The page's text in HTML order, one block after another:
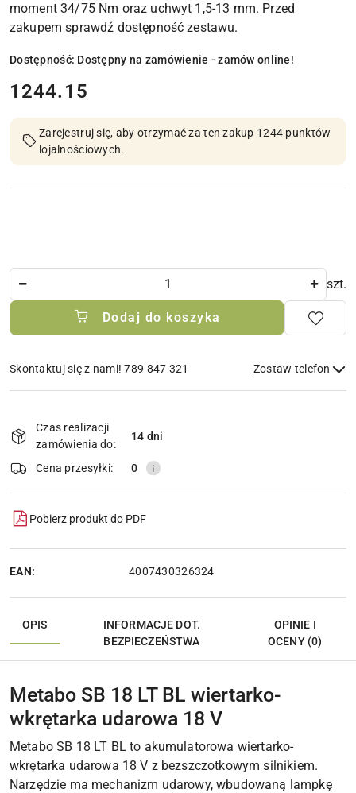
moment 34/75 Nm oraz uchwyt 1,5-13 mm. Przed
zakupem sprawdź dostępność zestawu.
Dostępność: Dostępny na zamówienie - zamów online!
cena:
1244.15
Zarejestruj się, aby otrzymać za ten zakup 1244 punktów
lojalnościowych.
szt.
Dodaj do koszyka
Skontaktuj się z nami! 789 847 321 Zostaw telefon
Wyślij
dostawa
Czas realizacji
zamówienia do:
14 dni
Cena przesyłki: 0
Pobierz produkt do PDF
EAN: 4007430326324
OPIS
INFORMACJE DOT.
BEZPIECZEŃSTWA
OPINIE I
OCENY (0)
Metabo SB 18 LT BL wiertarko-
wkrętarka udarowa 18 V
Metabo SB 18 LT BL to akumulatorowa wiertarko-
wkrętarka udarowa 18 V z bezszczotkowym silnikiem.
Narzędzie ma mechanizm udarowy, wbudowaną lampkę